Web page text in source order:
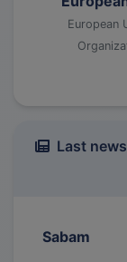
European
Last news
Sabam